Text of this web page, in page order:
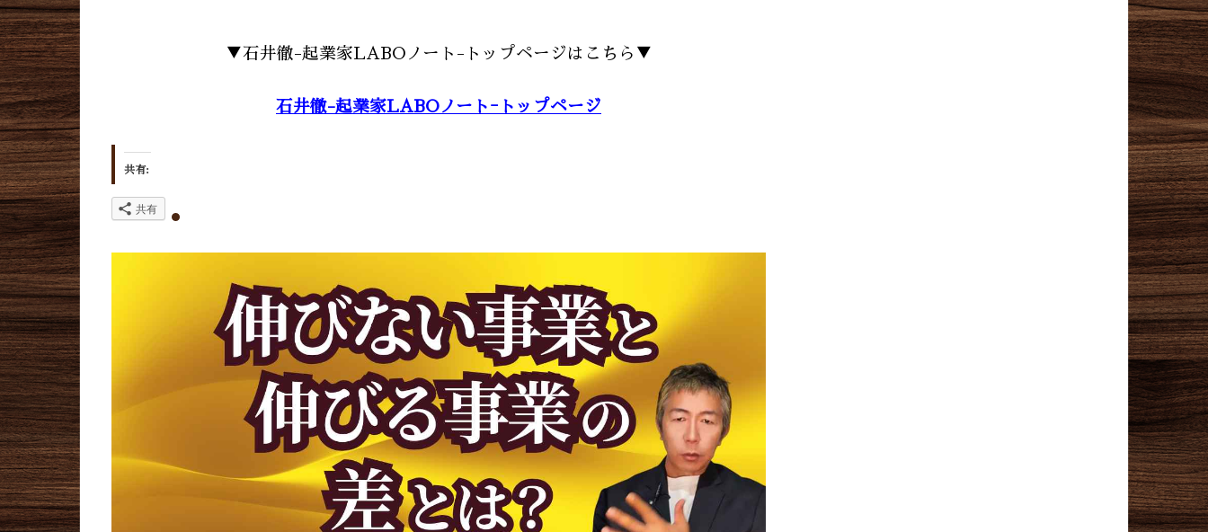
▼石井徹-起業家LABOノート-トップページはこちら▼
石井徹-起業家LABOノートｰトップページ
共有:
共有